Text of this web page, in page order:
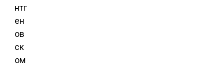
нтг
ен
ов
ск
ом